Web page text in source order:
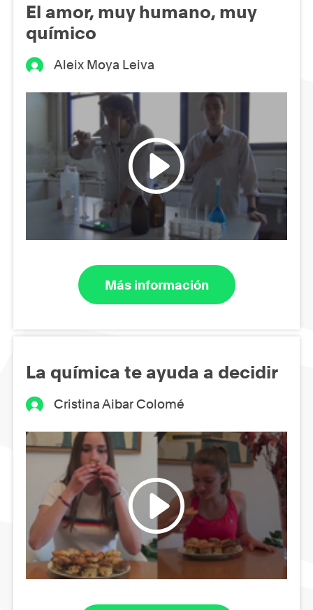
El amor, muy humano, muy
químico
Aleix Moya Leiva
Más información
La química te ayuda a decidir
Cristina Aibar Colomé